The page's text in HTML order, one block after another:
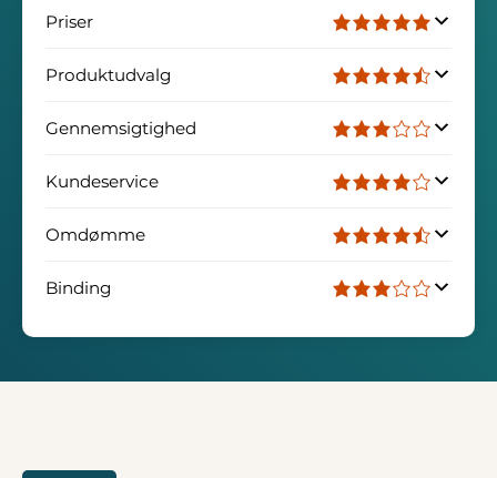
Priser
Produktudvalg
Gennemsigtighed
Kundeservice
Omdømme
Binding